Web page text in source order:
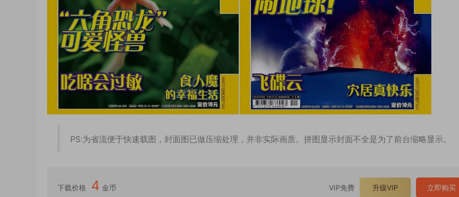
PS:为省流便于快速载图，封面图已做压缩处理，并非实际画质。拼图显示封面不全是为了前台缩略显示。
下载价格 4 金币 VIP免费 升级VIP 立即购买